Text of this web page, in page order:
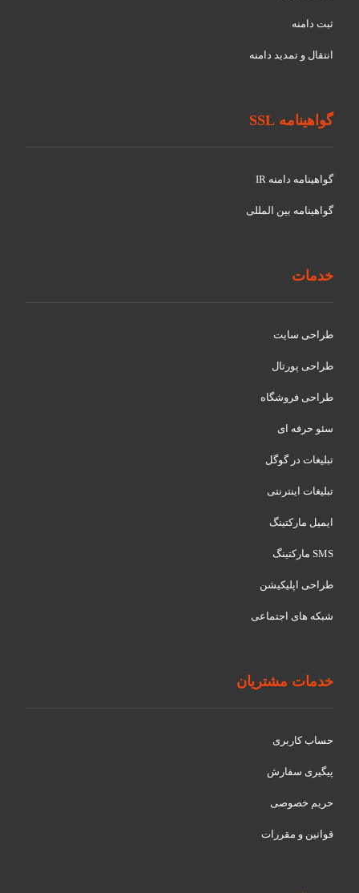
ثبت دامنه
انتقال و تمدید دامنه
گواهینامه SSL
گواهينامه دامنه IR
گواهينامه بین المللی
خدمات
طراحی سایت
طراحی پورتال
طراحی فروشگاه
سئو حرفه ای
تبلیغات در گوگل
تبلیغات اینترنتی
ایمیل مارکتینگ
SMS مارکتینگ
طراحی اپلیکیشن
شبکه های اجتماعی
خدمات مشتریان
حساب کاربری
پیگیری سفارش
حریم خصوصی
قوانین و مقررات